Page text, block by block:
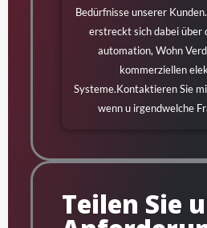
Bedürfnisse unserer
erstreckt sich dabei über
automation, Wohn
kommerziellen
Systeme.Kontaktieren Sie
wenn u irgendwelche
Teilen Sie